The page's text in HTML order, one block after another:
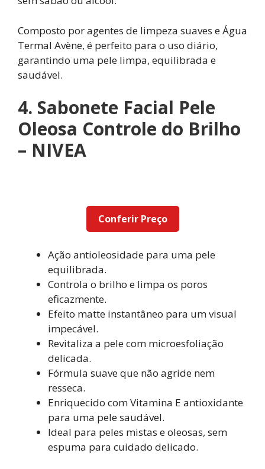
Composto por agentes de limpeza suaves e Água
Termal Avène, é perfeito para o uso diário,
garantindo uma pele limpa, equilibrada e
saudável.
4. Sabonete Facial Pele
Oleosa Controle do Brilho
– NIVEA
Conferir Preço
Ação antioleosidade para uma pele
equilibrada.
Controla o brilho e limpa os poros
eficazmente.
Efeito matte instantâneo para um visual
impecável.
Revitaliza a pele com microesfoliação
delicada.
Fórmula suave que não agride nem
resseca.
Enriquecido com Vitamina E antioxidante
para uma pele saudável.
Ideal para peles mistas e oleosas, sem
espuma para cuidado delicado.